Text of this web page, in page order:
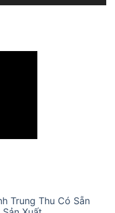
Trung Thu Có Sẵn